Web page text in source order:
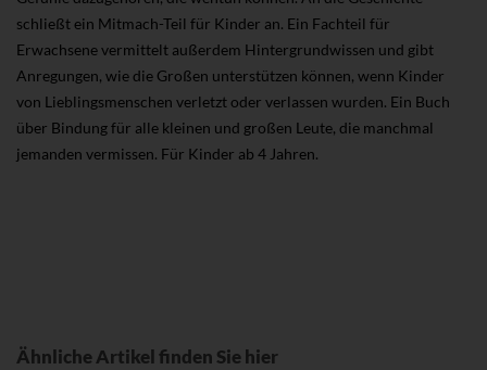
schließt ein Mitmach-Teil für Kinder an. Ein Fachteil für
Erwachsene vermittelt außerdem Hintergrundwissen und gibt
Anregungen, wie die Großen unterstützen können, wenn Kinder
von Lieblingsmenschen verletzt oder verlassen wurden. Ein Buch
über Bindung für alle kleinen und großen Leute, die manchmal
jemanden vermissen. Für Kinder ab 4 Jahren.
Ähnliche Artikel finden Sie hier